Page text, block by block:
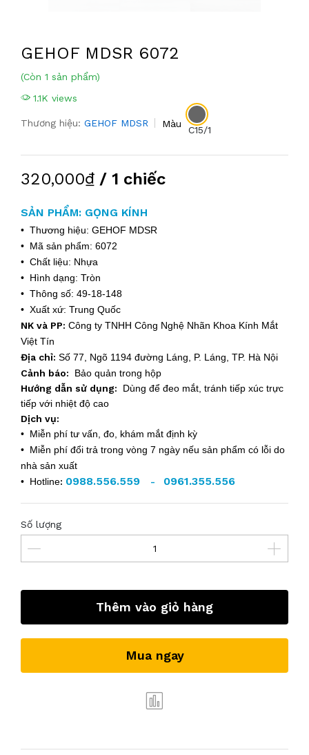
GEHOF MDSR 6072
(Còn 1 sản phẩm)
1.1K views
Thương hiệu: GEHOF MDSR Màu
C15/1
320,000₫ / 1 chiếc
SẢN PHẨM: GỌNG KÍNH
• Thương hiệu: GEHOF MDSR
• Mã sản phẩm: 6072
• Chất liệu: Nhựa
• Hình dạng: Tròn
• Thông số: 49-18-148
• Xuất xứ: Trung Quốc
NK và PP: Công ty TNHH Công Nghệ Nhãn Khoa Kính Mắt
Việt Tín
Địa chỉ: Số 77, Ngõ 1194 đường Láng, P. Láng, TP. Hà Nội
Cảnh báo: Bảo quản trong hộp
Hướng dẫn sử dụng: Dùng để đeo mắt, tránh tiếp xúc trực
tiếp với nhiệt độ cao
Dịch vụ:
• Miễn phí tư vấn, đo, khám mắt định kỳ
• Miễn phí đổi trả trong vòng 7 ngày nếu sản phẩm có lỗi do
nhà sản xuất
• Hotline: 0988.556.559 - 0961.355.556
Số lượng
Thêm vào giỏ hàng
Mua ngay